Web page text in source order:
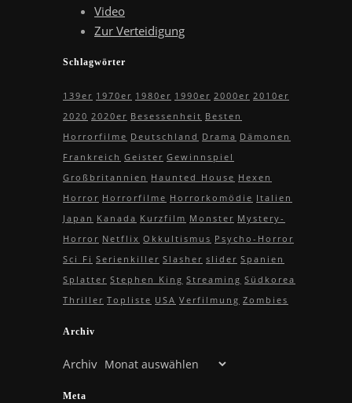
Video
Zur Verteidigung
Schlagwörter
139er 1970er 1980er 1990er 2000er 2010er
2020 2020er Besessenheit Besten
Horrorfilme Deutschland Drama Dämonen
Frankreich Geister Gewinnspiel
Großbritannien Haunted House Hexen
Horror Horrorfilme Horrorkomödie Italien
Japan Kanada Kurzfilm Monster Mystery-
Horror Netflix Okkultismus Psycho-Horror
Sci Fi Serienkiller Slasher slider Spanien
Splatter Stephen King Streaming Südkorea
Thriller Topliste USA Verfilmung Zombies
Archiv
Archiv
Meta